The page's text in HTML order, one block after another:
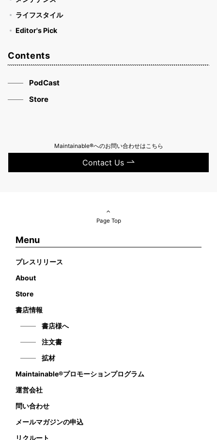
ライフスタイル
Editor's Pick
Contents
PodCast
Store
Maintainable®へのお問い合わせはこちら
Contact Us
Page Top
Menu
プレスリリース
About
Store
書店情報
書店様へ
注文書
拡材
Maintainable®プロモーションプログラム
運営会社
問い合わせ
メールマガジンの申込
リクルート